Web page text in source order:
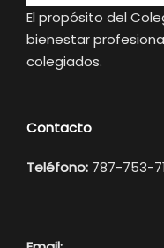
El propósito del
bienestar
colegiados.
Contacto
Teléfono: 787-753-